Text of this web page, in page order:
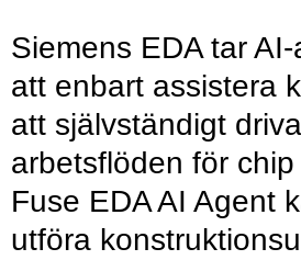
Siemens EDA tar
att enbart assistera
att självständigt
arbetsflöden för
Fuse EDA AI Agent
utföra